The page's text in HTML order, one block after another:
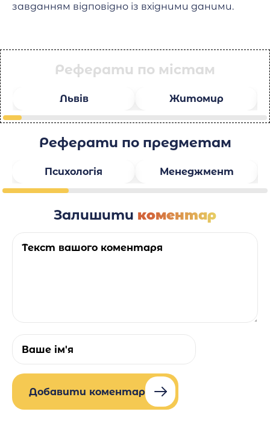
завданням відповідно із вхідними даними.
Реферати по містам
Львів Житомир
Реферати по предметам
Психологія Менеджмент
Залишити коментар
Добавити коментар